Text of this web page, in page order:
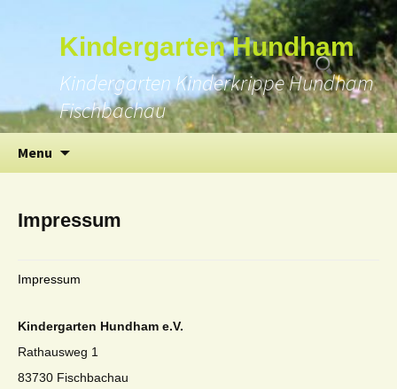
Kindergarten Hundham
Kindergarten Kinderkrippe Hundham
Fischbachau
Menu
content
Suchen
nach:
Impressum
Impressum
Kindergarten Hundham e.V.
Rathausweg 1
83730 Fischbachau